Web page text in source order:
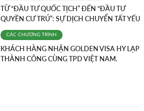
TỪ “ĐẦU TƯ QUỐC TỊCH” ĐẾN “ĐẦU TƯ
QUYỀN CƯ TRÚ”: SỰ DỊCH CHUYỂN TẤT YẾU
CÁC CHƯƠNG TRÌNH
KHÁCH HÀNG NHẬN GOLDEN VISA HY LẠP
THÀNH CÔNG CÙNG TPD VIỆT NAM.